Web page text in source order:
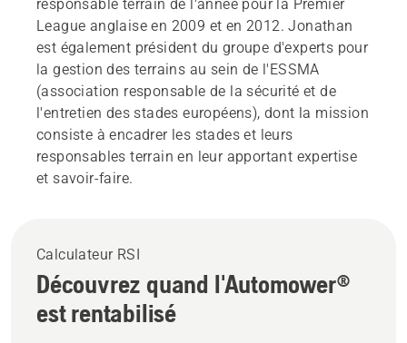
responsable terrain de l'année pour la Premier
League anglaise en 2009 et en 2012. Jonathan
est également président du groupe d'experts pour
la gestion des terrains au sein de l'ESSMA
(association responsable de la sécurité et de
l'entretien des stades européens), dont la mission
consiste à encadrer les stades et leurs
responsables terrain en leur apportant expertise
et savoir-faire.
Calculateur RSI
Découvrez quand l'Automower®
est rentabilisé